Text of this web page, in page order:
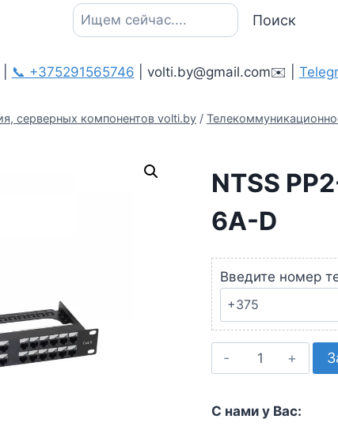
Поиск
📞 +375291565746 | volti.by@gmail.com✉️ |
серверных компонентов volti.by /
NTSS
6A-D
Введите номер
Количество
товара
PP2-
С нами у Вас: